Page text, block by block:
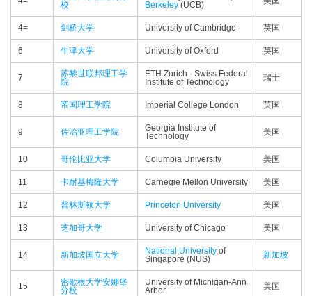
校
Berkeley (UCB)
4= 剑桥大学 University of Cambridge 英国
6 牛津大学 University of Oxford 英国
7
苏黎世联邦理工学
院
ETH Zurich - Swiss Federal
Institute of Technology
瑞士
8 帝国理工学院 Imperial College London 英国
9 佐治亚理工学院
Georgia Institute of
Technology
美国
10 哥伦比亚大学 Columbia University 美国
11 卡耐基梅隆大学 Carnegie Mellon University 美国
12 普林斯顿大学 Princeton University 美国
13 芝加哥大学 University of Chicago 美国
14 新加坡国立大学 National University of
Singapore (NUS)
新加坡
15
密歇根大学安娜堡
分校
University of Michigan-Ann
Arbor
美国